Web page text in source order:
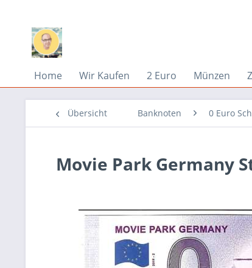
Home Wir Kaufen 2 Euro Münzen
Übersicht Banknoten 0 Euro
Movie Park Germany